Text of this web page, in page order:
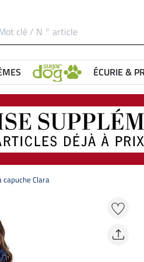
ÉCURIE &
capuche Clara